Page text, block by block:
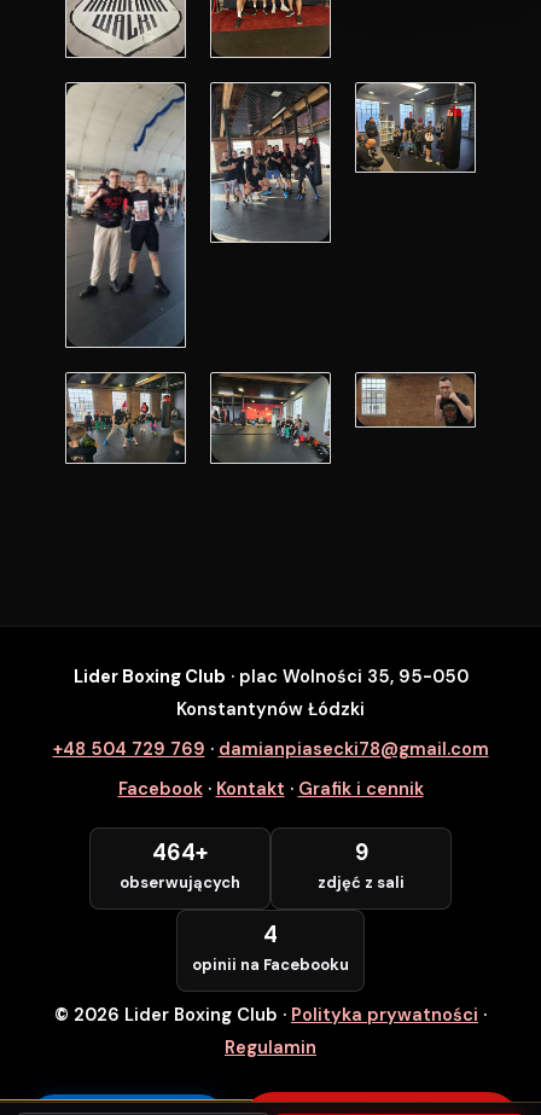
SZYBKI ZAPIS
Zapisz się na wybrane zajęcia
Numer Telefonu *
POTWIERDZAM — WCHODZĘ ZA
DARMO
Lider Boxing Club · plac Wolności 35, 95-050
Konstantynów Łódzki
+48 504 729 769 · damianpiasecki78@gmail.com
Facebook· Kontakt · Grafik i cennik
464+
obserwujących
9
zdjęć z sali
4
opinii na Facebooku
© 2026 Lider Boxing Club · Polityka prywatności ·
Regulamin